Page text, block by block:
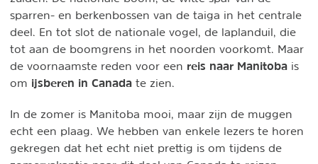
sparren- en berkenbossen van de taiga in het centrale
deel. En tot slot de nationale vogel, de laplanduil, die
tot aan de boomgrens in het noorden voorkomt. Maar
de voornaamste reden voor een reis naar Manitoba is
om ijsberen in Canada te zien.
In de zomer is Manitoba mooi, maar zijn de muggen
echt een plaag. We hebben van enkele lezers te horen
gekregen dat het echt niet prettig is om tijdens de